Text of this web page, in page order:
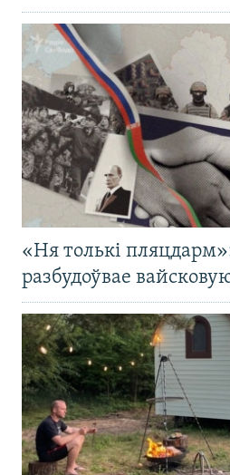
«Ня толькі
разбудоўвае